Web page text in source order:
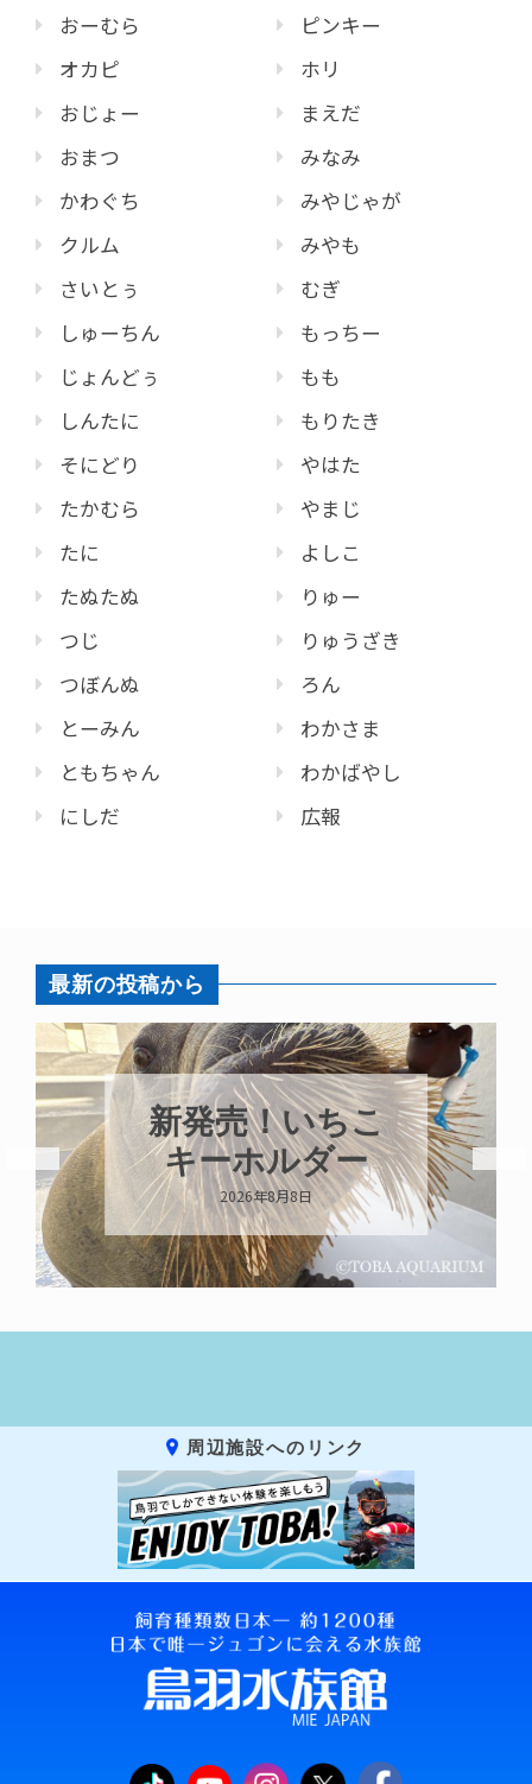
おーむら
オカピ
おじょー
おまつ
かわぐち
クルム
さいとぅ
しゅーちん
じょんどぅ
しんたに
そにどり
たかむら
たに
たぬたぬ
つじ
つぼんぬ
とーみん
ともちゃん
にしだ
ピンキー
ホリ
まえだ
みなみ
みやじゃが
みやも
むぎ
もっちー
もも
もりたき
やはた
やまじ
よしこ
りゅー
りゅうざき
ろん
わかさま
わかばやし
広報
最新の投稿から
パラオオウム
ガイが交接して
います
2026年8月7日
周辺施設へのリンク